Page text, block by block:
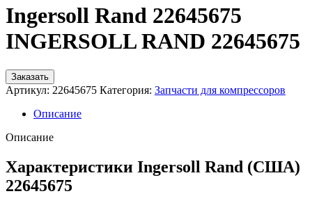
Ingersoll Rand 22645675
INGERSOLL RAND 22645675
Заказать
Артикул: 22645675 Категория: Запчасти для компрессоров
Описание
Описание
Характеристики Ingersoll Rand (США)
22645675